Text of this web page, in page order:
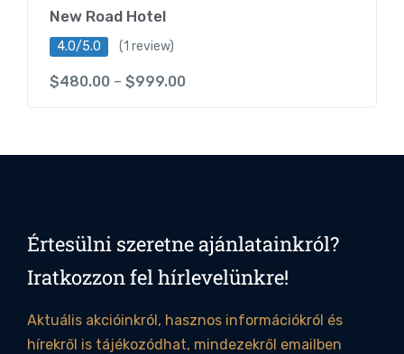
New Road Hotel
4.0/5.0 (1 review)
$480.00 – $999.00
Értesülni szeretne ajánlatainkról?
Iratkozzon fel hírlevelünkre!
Aktuális akcióinkról, hasznos információkról és
hírekről is tájékozódhat, mindezekről emailben